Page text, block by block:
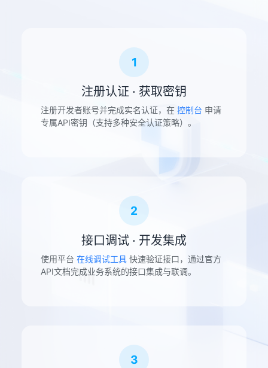
1
注册认证 · 获取密钥
注册开发者账号并完成实名认证，在 控制台 申请
专属API密钥（支持多种安全认证策略）。
2
接口调试 · 开发集成
使用平台 在线调试工具 快速验证接口，通过官方
API文档完成业务系统的接口集成与联调。
3